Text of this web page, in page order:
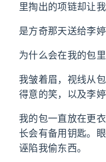
里掏出的项链却让
是方奇那天送给李
为什么会在我的包里
我皱着眉，视线从
得意的笑，以及李
我的包一直放在更
长会有备用钥匙。
诬陷我偷东西。